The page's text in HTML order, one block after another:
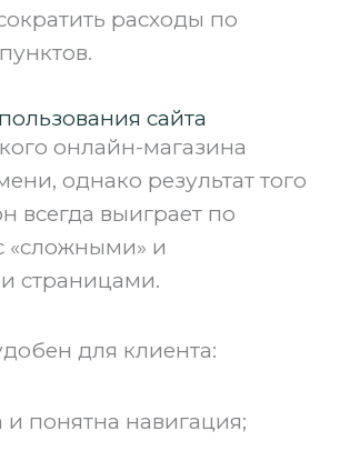
расходы по
сайта
онлайн-магазина
однако результат того
всегда выиграет по
«сложными» и
страницами.
для клиента:
и понятна навигация;